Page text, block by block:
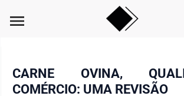
menu
CARNE OVINA,
COMÉRCIO: UMA REVISÃO